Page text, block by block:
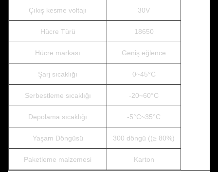
Çıkış kesme voltajı 30V
Hücre Türü 18650
Hücre markası Geniş eğlence
Şarj sıcaklığı 0~45°C
Serbestleme sıcaklığı -20~60°C
Depolama sıcaklığı -5°C~35°C
Yaşam Döngüsü 300 döngü ((≥ 80%)
Paketleme malzemesi Karton